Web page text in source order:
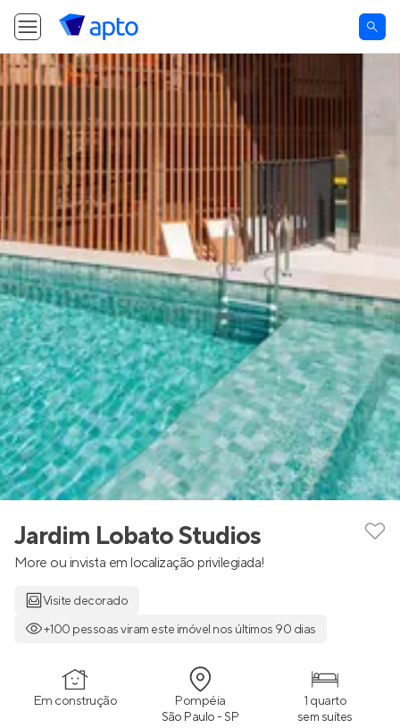
Jardim Lobato Studios
More ou invista em localização privilegiada!
+100 pessoas viram este imóvel nos últimos 90 dias
Visite decorado
Em construção Pompéia
São Paulo - SP
1 quarto
sem suítes